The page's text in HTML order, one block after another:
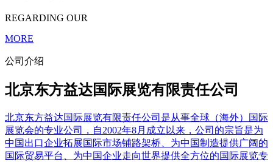
REGARDING OUR
MORE
公司介绍
北京东方益达国际展览有限责任公司
北京东方益达国际展览有限责任公司是从事全球（海外）国际
展览会的专业公司，自2002年8月成立以来，公司的宗旨是为
中国出口企业拓展国际市场铺路架桥、为中国制造提供广阔的
国际贸易平台、为中国企业走向世界提供全方位的国际展览专